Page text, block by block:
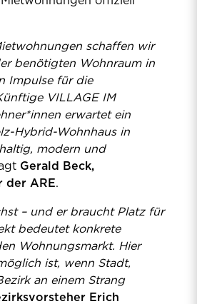
schaffen wir
benötigten Wohnraum in
Impulse für die
VILLAGE IM
erwartet ein
Hybrid-Wohnhaus in
modern und
Gerald Beck,
der ARE.
– und er braucht Platz für
bedeutet konkrete
Wohnungsmarkt. Hier
ist, wenn Stadt,
an einem Strang
Erich